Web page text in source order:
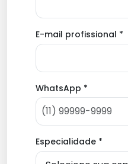
E-mail profissional *
WhatsApp *
Especialidade *